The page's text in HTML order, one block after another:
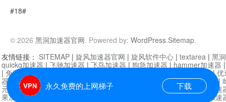
#18#
© 2026 黑洞加速器官网. Powered by: WordPress.Sitemap.
永久免费的上网梯子 下载
友情链接： SITEMAP | 旋风加速器官网 | 旋风软件中心 | textarea | 黑
quickq加速器 | 飞驰加速器 | 飞鸟加速器 | 狗急加速器 | hammer加速器
| 免费vqn加速外网 迷雾通|优
器| 快柠檬加速器 |黑洞加速 |falemon 快橙加速器|anycast加速器 |
元机场加速器 |一元机场|老王加速器 | 白石山|
小牛加速
果加速器|黑洞加速
芒果加速